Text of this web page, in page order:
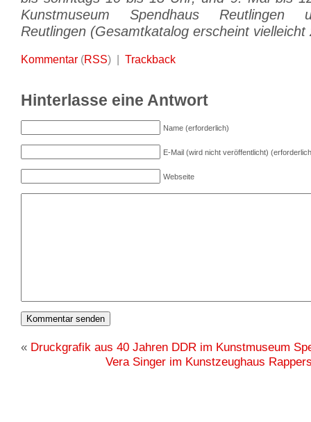
Kunstmuseum Spendhaus Reutlingen
Reutlingen (Gesamtkatalog erscheint vielleicht
Kommentar (RSS) | Trackback
Hinterlasse eine Antwort
Name (erforderlich)
E-Mail (wird nicht veröffentlicht)
Webseite
« Druckgrafik aus 40 Jahren DDR im Kunstmuseum
Vera Singer im Kunstzeughaus